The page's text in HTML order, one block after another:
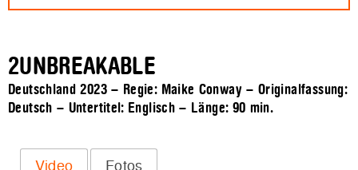
2UNBREAKABLE
Deutschland 2023 – Regie: Maike Conway – Originalfassung:
Deutsch – Untertitel: Englisch – Länge: 90 min.
Video Fotos